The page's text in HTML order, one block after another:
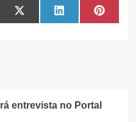
Share
on
X
(Twitter)
Share
on
LinkedIn Share
on
entrevista no Portal